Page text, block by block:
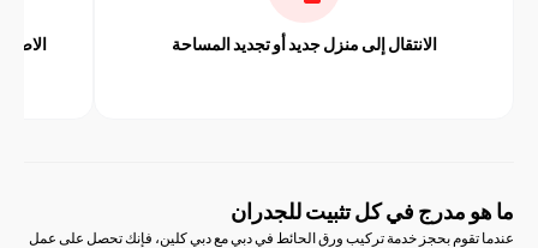
الانتقال إلى منزل جديد أو تجديد المساحة الاصفرار أو
مدرج في كل تثبيت للجدران
بحجز خدمة تركيب ورق الحائط في دبي مع دبي كلين، فإنك تحصل على عمل